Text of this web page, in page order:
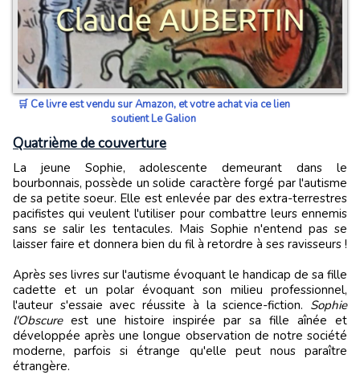
🛒 Ce livre est vendu sur Amazon, et votre achat via ce lien
soutient Le Galion
Quatrième de couverture
La jeune Sophie, adolescente demeurant dans le
bourbonnais, possède un solide caractère forgé par l'autisme
de sa petite soeur. Elle est enlevée par des extra-terrestres
pacifistes qui veulent l'utiliser pour combattre leurs ennemis
sans se salir les tentacules. Mais Sophie n'entend pas se
laisser faire et donnera bien du fil à retordre à ses ravisseurs !
Après ses livres sur l'autisme évoquant le handicap de sa fille
cadette et un polar évoquant son milieu professionnel,
l'auteur s'essaie avec réussite à la science-fiction. Sophie
l'Obscureest une histoire inspirée par sa fille aînée et
développée après une longue observation de notre société
moderne, parfois si étrange qu'elle peut nous paraître
étrangère.